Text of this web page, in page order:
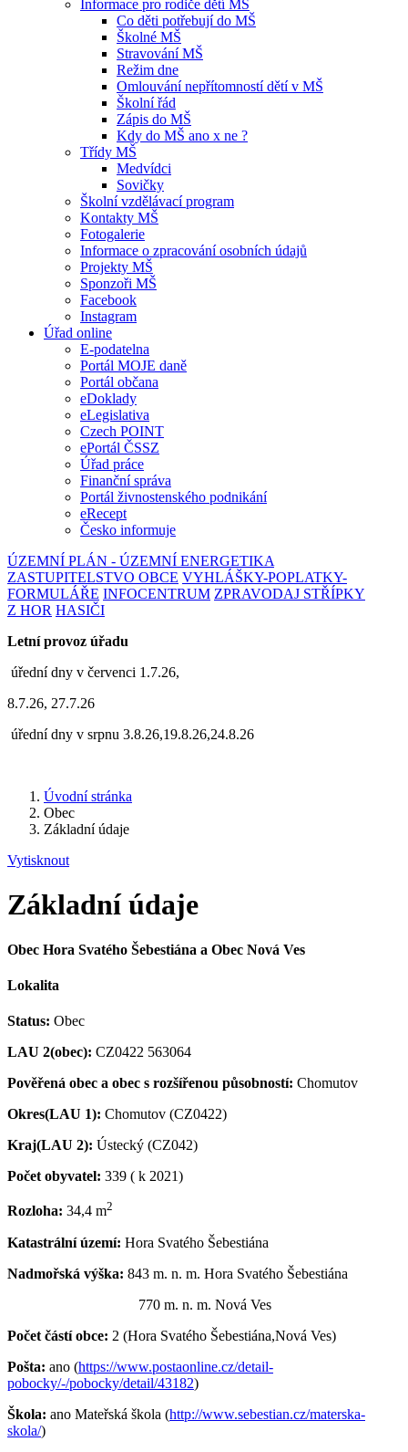
Informace pro rodiče dětí MŠ
Co děti potřebují do MŠ
Školné MŠ
Stravování MŠ
Režim dne
Omlouvání nepřítomností dětí v MŠ
Školní řád
Zápis do MŠ
Kdy do MŠ ano x ne ?
Třídy MŠ
Medvídci
Sovičky
Školní vzdělávací program
Kontakty MŠ
Fotogalerie
Informace o zpracování osobních údajů
Projekty MŠ
Sponzoři MŠ
Facebook
Instagram
Úřad online
E-podatelna
Portál MOJE daně
Portál občana
eDoklady
eLegislativa
Czech POINT
ePortál ČSSZ
Úřad práce
Finanční správa
Portál živnostenského podnikání
eRecept
Česko informuje
ÚZEMNÍ PLÁN - ÚZEMNÍ ENERGETIKA
ZASTUPITELSTVO OBCE VYHLÁŠKY-POPLATKY-
FORMULÁŘE INFOCENTRUM ZPRAVODAJ STŘÍPKY
Z HOR HASIČI
Letní provoz úřadu
úřední dny v červenci 1.7.26,
8.7.26, 27.7.26
úřední dny v srpnu 3.8.26,19.8.26,24.8.26
Úvodní stránka
Obec
Základní údaje
Vytisknout
Základní údaje
Obec Hora Svatého Šebestiána a Obec Nová Ves
Lokalita
Status: Obec
LAU 2(obec): CZ0422 563064
Pověřená obec a obec s rozšířenou působností: Chomutov
Okres(LAU 1): Chomutov (CZ0422)
Kraj(LAU 2): Ústecký (CZ042)
Počet obyvatel: 339 ( k 2021)
Rozloha: 34,4 m2
Katastrální území: Hora Svatého Šebestiána
Nadmořská výška: 843 m. n. m. Hora Svatého Šebestiána
770 m. n. m. Nová Ves
Počet částí obce: 2 (Hora Svatého Šebestiána,Nová Ves)
Pošta: ano (https://www.postaonline.cz/detail-
pobocky/-/pobocky/detail/43182)
Škola: ano Mateřská škola (http://www.sebestian.cz/materska-
skola/)